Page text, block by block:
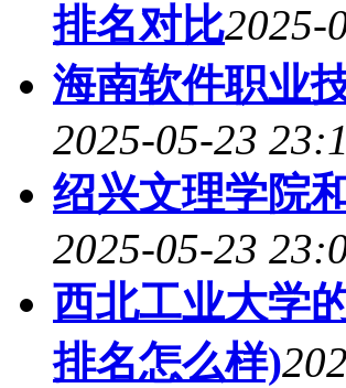
排名对比2025-
海南软件职业
2025-05-23
绍兴文理学院
2025-05-23
西北工业大学
排名怎么样)